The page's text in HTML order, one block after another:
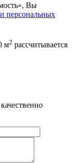
Вы
персональных
м2 рассчитывается